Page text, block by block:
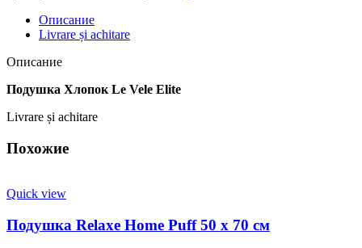
Описание
Livrare și achitare
Описание
Подушка Хлопок Le Vele Elite
Livrare și achitare
Похожие
Quick view
Подушка Relaxe Home Puff 50 x 70 см